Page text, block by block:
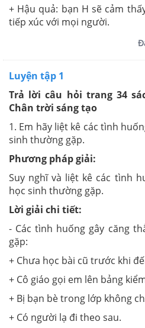
+ Hậu quả: bạn H sẽ cảm
tiếp xúc với mọi người.
Luyện tập 1
Trả lời câu hỏi trang 34
Chân trời sáng tạo
1. Em hãy liệt kê các tình
sinh thường gặp.
Phương pháp giải:
Suy nghĩ và liệt kê các tình
học sinh thường gặp.
Lời giải chi tiết:
- Các tình huống gây căng
gặp:
+ Chưa học bài cũ trước khi
+ Cô giáo gọi em lên bảng
+ Bị bạn bè trong lớp không
+ Có người lạ đi theo sau.